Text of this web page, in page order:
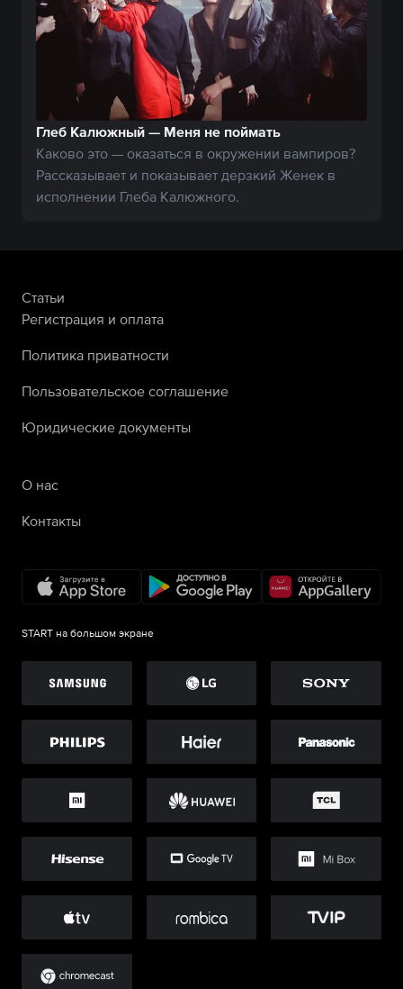
Глеб Калюжный — Меня не поймать
Каково это — оказаться в окружении вампиров?
Рассказывает и показывает дерзкий Женек в
исполнении Глеба Калюжного.
Статьи
Регистрация и оплата
Политика приватности
Пользовательское соглашение
Юридические документы
О нас
Контакты
START на большом экране